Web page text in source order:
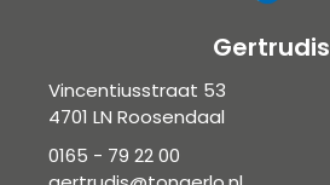
Gertrudis
Vincentiusstraat 53
4701 LN Roosendaal
0165 - 79 22 00